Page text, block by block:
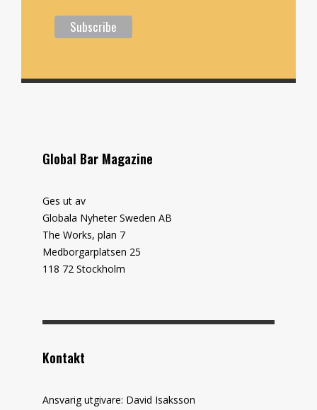
Global Bar Magazine
Ges ut av
Globala Nyheter Sweden AB
The Works, plan 7
Medborgarplatsen 25
118 72 Stockholm
Kontakt
Ansvarig utgivare: David Isaksson